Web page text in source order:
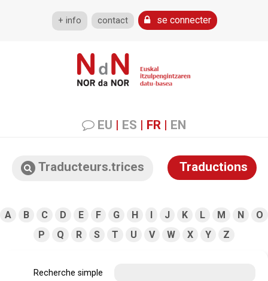
+ info contact se connecter
EU | ES | FR | EN
Traducteurs.trices Traductions
A B C D E F G H I J K L M N
O
P
Q R S T U V W X Y Z
Recherche simple